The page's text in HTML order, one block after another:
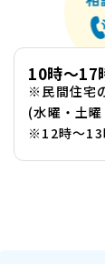
10時〜17
※ 民間住宅
(水曜・土
※ 12時〜13